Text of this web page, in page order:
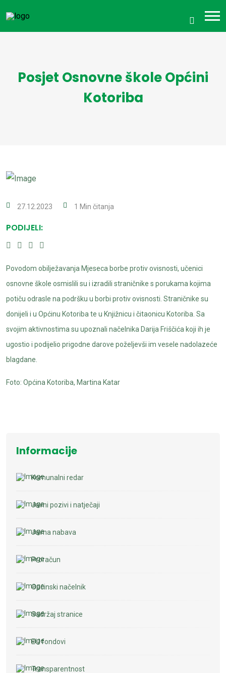
Posjet Osnovne škole Općini
Kotoriba
27.12.2023 1 Min čitanja
PODIJELI:
Povodom obilježavanja Mjeseca borbe protiv ovisnosti, učenici
osnovne škole osmislili su i izradili straničnike s porukama kojima
potiču odrasle na podršku u borbi protiv ovisnosti. Straničnike su
donijeli i u Općinu Kotoriba te u Knjižnicu i čitaonicu Kotoriba. Sa
svojim aktivnostima su upoznali načelnika Darija Friščića koji ih je
ugostio i podijelio prigodne darove poželjevši im vesele nadolazeće
blagdane.
Foto: Općina Kotoriba, Martina Katar
Informacije
Komunalni redar
Javni pozivi i natječaji
Javna nabava
Proračun
Općinski načelnik
Sadržaj stranice
EU fondovi
Transparentnost